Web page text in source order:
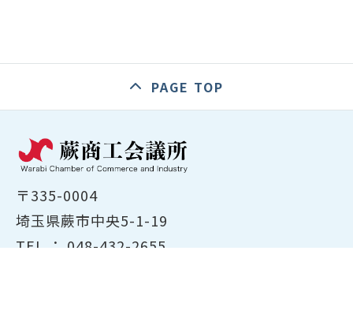
PAGE TOP
〒335-0004
埼玉県蕨市中央5-1-19
TEL ： 048-432-2655